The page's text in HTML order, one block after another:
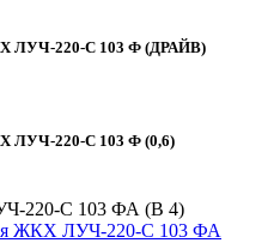
ЛУЧ-220-С 103 Ф (ДРАЙВ)
ЛУЧ-220-С 103 Ф (0,6)
220-С 103 ФА (В 4)
ЖКХ ЛУЧ-220-С 103 ФА